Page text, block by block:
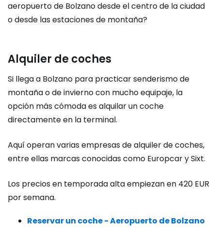
aeropuerto de Bolzano desde el centro de la ciudad
o desde las estaciones de montaña?
Alquiler de coches
Si llega a Bolzano para practicar senderismo de
montaña o de invierno con mucho equipaje, la
opción más cómoda es alquilar un coche
directamente en la terminal.
Aquí operan varias empresas de alquiler de coches,
entre ellas marcas conocidas como Europcar y Sixt.
Los precios en temporada alta empiezan en 420 EUR
por semana.
Reservar un coche - Aeropuerto de Bolzano